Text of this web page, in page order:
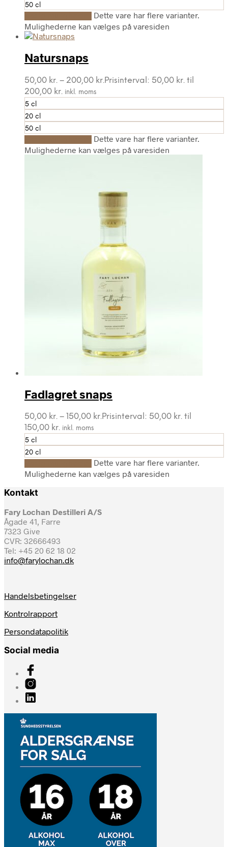
50 cl
Dette vare har flere varianter.
Mulighederne kan vælges på varesiden
Natursnaps
50,00 kr. – 200,00 kr.Prisinterval: 50,00 kr. til
200,00 kr. inkl. moms
5 cl
20 cl
50 cl
Dette vare har flere varianter.
Mulighederne kan vælges på varesiden
Fadlagret snaps
50,00 kr. – 150,00 kr.Prisinterval: 50,00 kr. til
150,00 kr. inkl. moms
5 cl
20 cl
Dette vare har flere varianter.
Mulighederne kan vælges på varesiden
Kontakt
Fary Lochan Destilleri A/S
Ågade 41, Farre
7323 Give
CVR: 32666493
Tel: +45 20 62 18 02
info@farylochan.dk
Handelsbetingelser
Kontrolrapport
Persondatapolitik
Social media